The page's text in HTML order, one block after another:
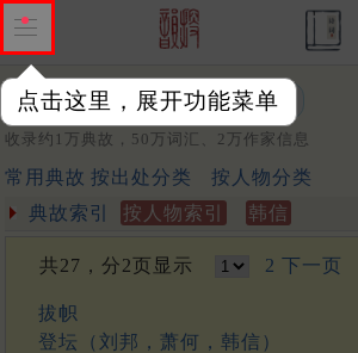
点击这里，展开功能菜单
关键词：
收录约1万典故，50万词汇、2万作家信息
常用典故 按出处分类
按人物分类
典故索引
按人物索引 韩信
共27，分2页显示 2 下一页
拔帜
登坛（刘邦，萧何，韩信）